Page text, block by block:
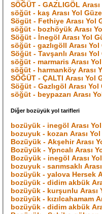
SÖĞÜT - GAZLIGÖL
söğüt - kaş Arası Yol
Sögüt - Fethiye Arası Yol
söğüt - bozhöyük Arası
Söğüt - İnegöl Arası Yol
söğüt - gazlıgöll Arası Yol
Söğüt - Tavşanlı Arası
söğüt - marmaris Arası
söğüt - harmanköy Arası
SÖĞÜT - ÇALTI Arası Yol
Söğüt - Gazlıgöl Arası Yol
söğüt - beypazarı Arası
Diğer bozüyük yol tarifleri
bozüyük - inegöl Arası
bozuyuk - kozan Arası
Bozüyük - Akşehir Arası
Bozüyük - Ypncalı Arası
Bozüyük - inegöl Arası
bozuyuk - sarımsaklı
bozüyük - yalova Hersek
bozüyük - didim akbük
bozüyük - kurşunlu Arası
bozüyük - kızılcahamam
bozüyük - didim akbük